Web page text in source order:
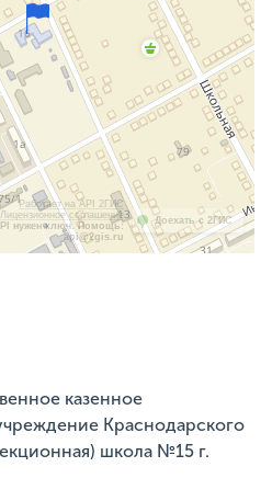
Работает на API 2ГИС
Лицензионное соглашение
нужен ключ. Помощь:
api@2gis.ru
Доехать с 2ГИС
казенное
Краснодарского
школа №15 г.